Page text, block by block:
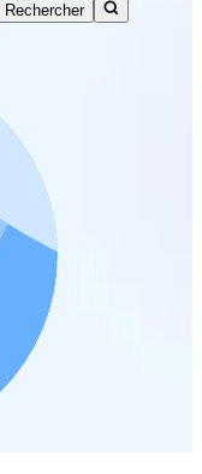
Rechercher